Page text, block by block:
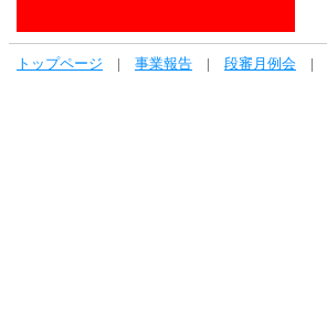
トップページ 事業報告 段審月例会